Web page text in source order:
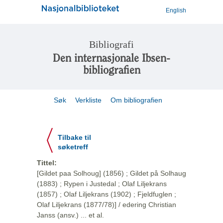
English
Bibliografi
Den internasjonale Ibsen-
bibliografien
Søk Verkliste Om bibliografien
Tilbake til
søketreff
Tittel:
[Gildet paa Solhoug] (1856) ; Gildet på Solhaug
(1883) ; Rypen i Justedal ; Olaf Liljekrans
(1857) ; Olaf Liljekrans (1902) ; Fjeldfuglen ;
Olaf Liljekrans (1877/78)] / edering Christian
Janss (ansv.) ... et al.